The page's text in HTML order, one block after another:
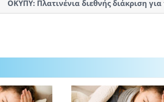
Πλατινένια διεθνής διάκριση για το